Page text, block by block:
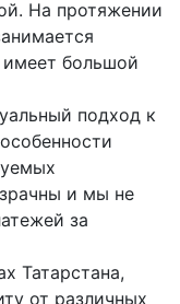
На протяжении
большой
подход к
и мы не
за
Татарстана,
от различных